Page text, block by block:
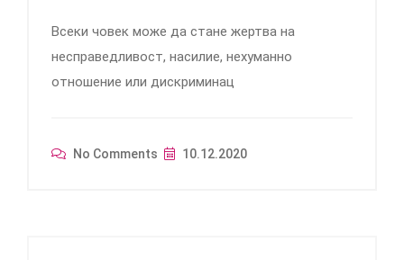
Всеки човек може да стане жертва на
несправедливост, насилие, нехуманно
отношение или дискриминац
No Comments 10.12.2020